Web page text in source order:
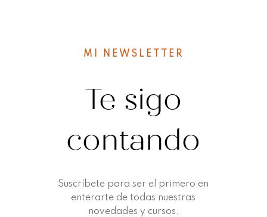
MI NEWSLETTER
Te sigo
contando
Suscríbete para ser el primero en
enterarte de todas nuestras
novedades y cursos.